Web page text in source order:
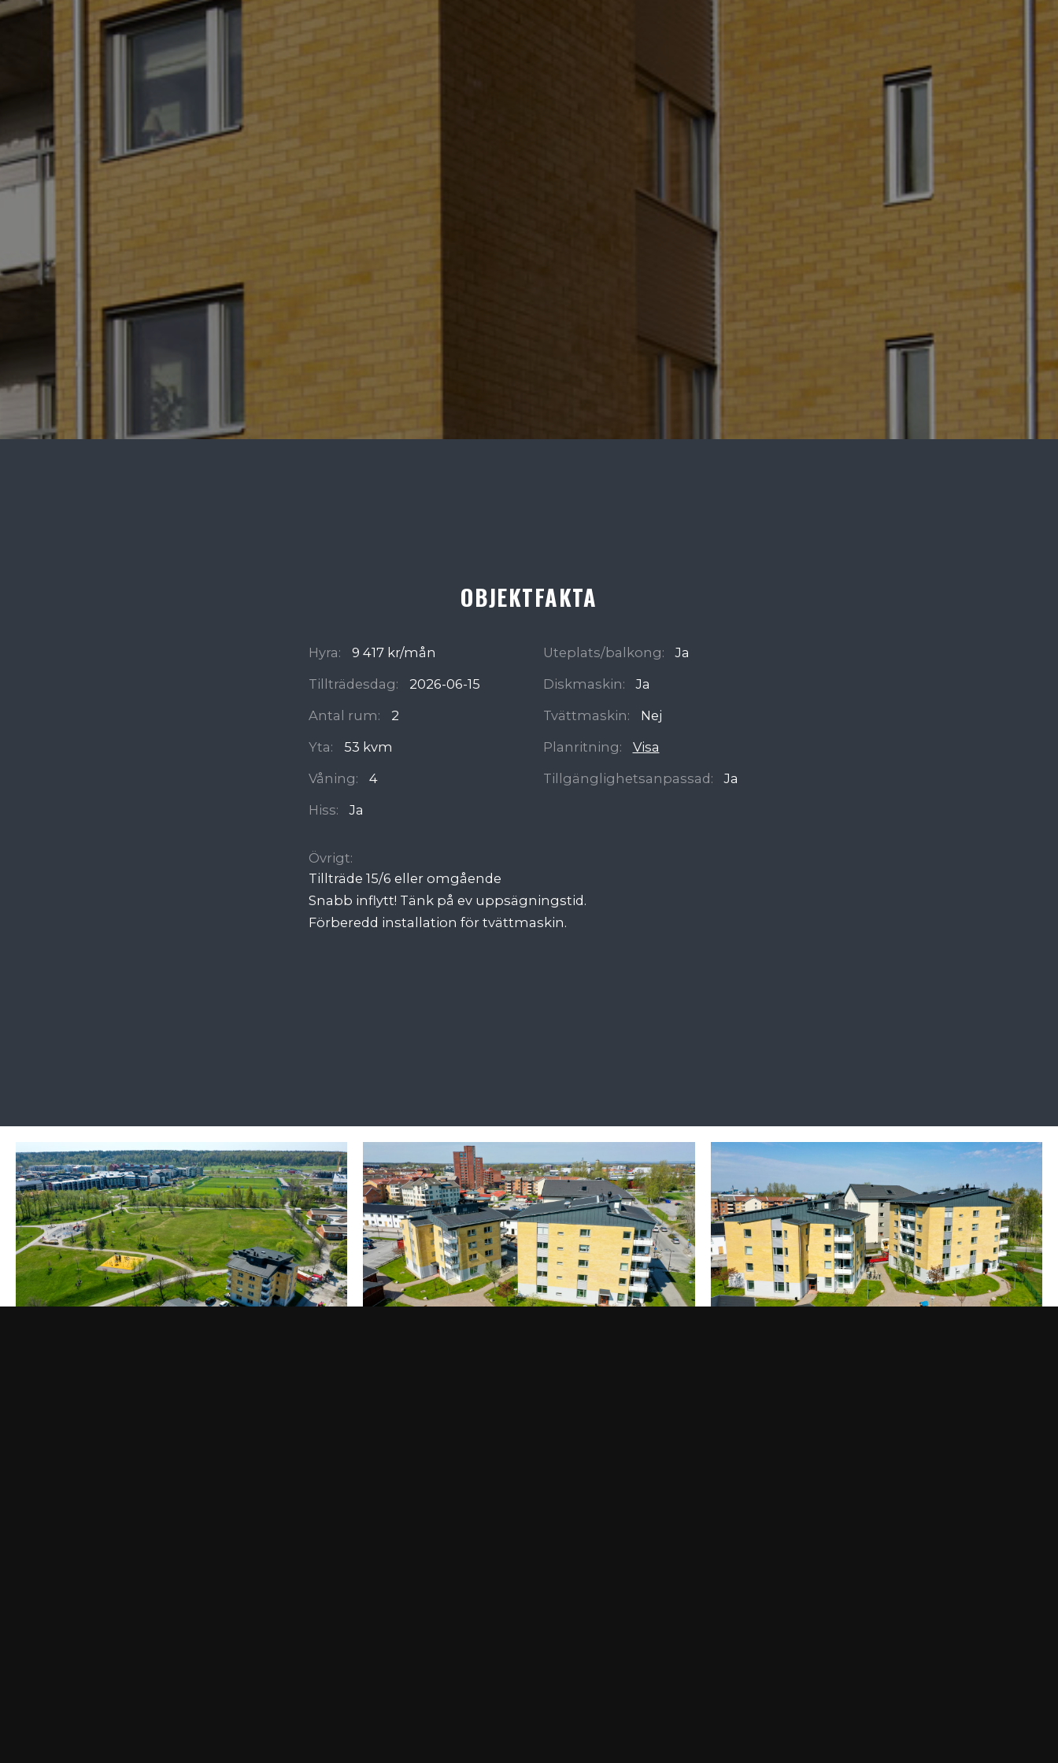
OBJEKTFAKTA
Hyra:
9 417 kr/mån
Tillträdesdag:
2026-06-15
Antal rum:
2
Yta:
53 kvm
Våning:
4
Hiss:
Ja
Uteplats/balkong:
Ja
Diskmaskin:
Ja
Tvättmaskin:
Nej
Planritning:
Visa
Tillgänglighetsanpassad:
Ja
Övrigt:
Tillträde 15/6 eller omgående
Snabb inflytt! Tänk på ev uppsägningstid.
Förberedd installation för tvättmaskin.